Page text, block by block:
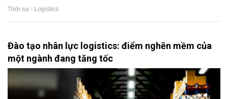
Thời sự - Logistics
Đào tạo nhân lực logistics: điểm nghẽn mềm của
một ngành đang tăng tốc